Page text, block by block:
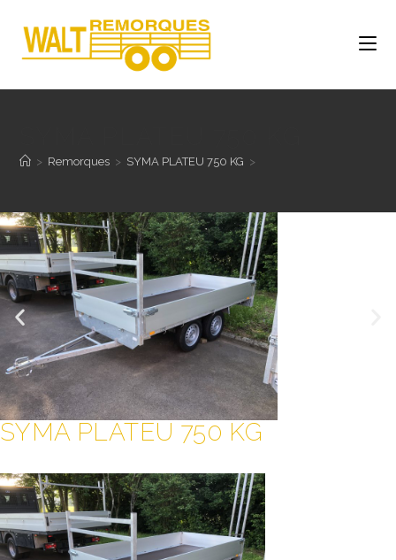
> Remorques > SYMA PLATEU 750 KG >
SYMA PLATEU 750 KG